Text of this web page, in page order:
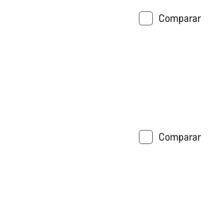
Comparar
Comparar